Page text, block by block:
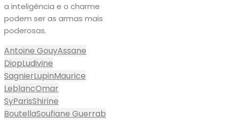
a inteligência e o charme
podem ser as armas mais
poderosas.
Antoine GouyAssane
DiopLudivine
SagnierLupinMaurice
LeblancOmar
SyParisShirine
BoutellaSoufiane Guerrab